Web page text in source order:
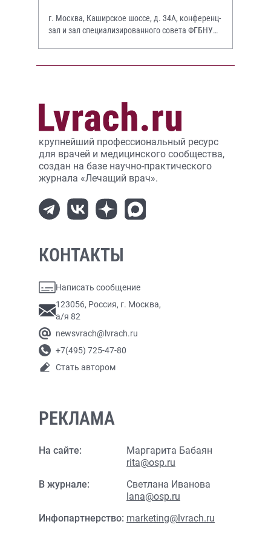
г. Москва, Каширское шоссе, д. 34А, конференц-
зал и зал специализированного совета ФГБНУ
крупнейший профессиональный ресурс
для врачей и медицинского сообщества,
создан на базе научно-практического
журнала «Лечащий врач».
КОНТАКТЫ
Написать сообщение
123056, Россия, г. Москва,
а/я 82
newsvrach@lvrach.ru
+7(495) 725-47-80
Стать автором
РЕКЛАМА
На сайте:
Маргарита Бабаян
rita@osp.ru
В журнале:
Светлана Иванова
lana@osp.ru
Инфопартнерство: marketing@lvrach.ru